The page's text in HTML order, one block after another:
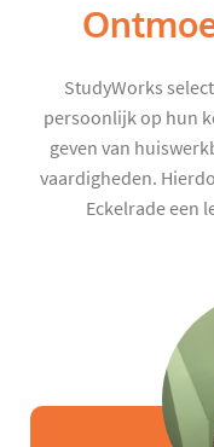
StudyWorks
persoonlijk op hun
geven van
vaardigheden.
Eckelrade een